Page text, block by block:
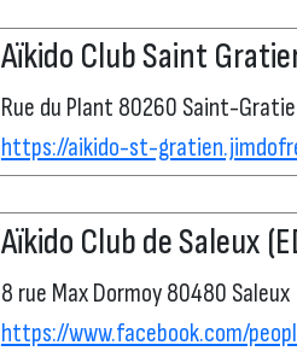
Aïkido Club Saint
Rue du Plant 80260 Saint-
https://aikido-st-
Aïkido Club de Saleux
8 rue Max Dormoy 80480 Saleux
https://www.facebook.com/